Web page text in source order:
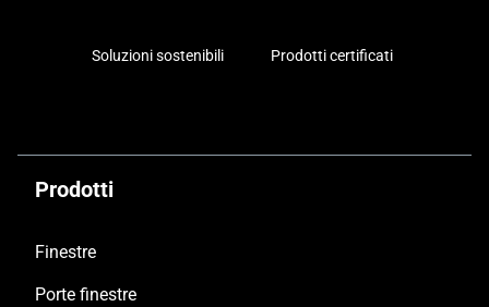
Soluzioni sostenibili Prodotti certificati
Prodotti
Finestre
Porte finestre